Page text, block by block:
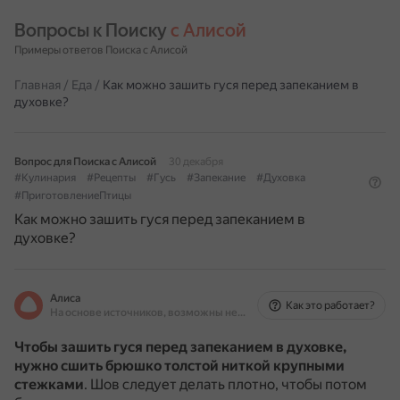
Вопросы к Поиску с Алисой
Примеры ответов Поиска с Алисой
Главная / Еда / Как можно зашить гуся перед запеканием в
духовке?
Вопрос для Поиска с Алисой
30 декабря
#Кулинария
#Рецепты #Гусь #Запекание
#Духовка
#ПриготовлениеПтицы
Как можно зашить гуся перед запеканием в
духовке?
Алиса
На основе источников, возможны неточности
Как это работает?
Чтобы зашить гуся перед запеканием в духовке,
нужносшить брюшко толстой ниткой крупными
стежками. Шов следует делать плотно, чтобы потом